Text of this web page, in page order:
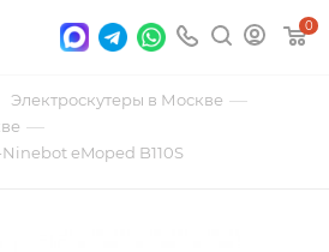
0
Электроскутеры в Москве —
—
eMoped B110S